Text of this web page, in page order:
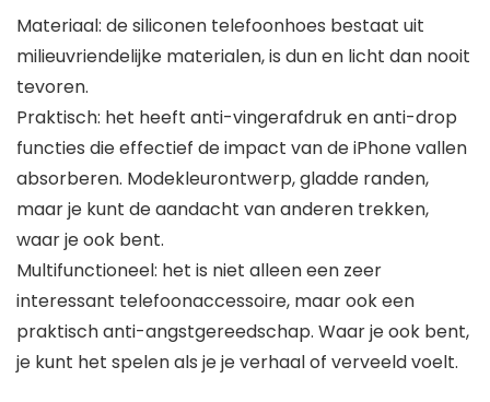
Materiaal: de siliconen telefoonhoes bestaat uit
milieuvriendelijke materialen, is dun en licht dan nooit
tevoren.
Praktisch: het heeft anti-vingerafdruk en anti-drop
functies die effectief de impact van de iPhone vallen
absorberen. Modekleurontwerp, gladde randen,
maar je kunt de aandacht van anderen trekken,
waar je ook bent.
Multifunctioneel: het is niet alleen een zeer
interessant telefoonaccessoire, maar ook een
praktisch anti-angstgereedschap. Waar je ook bent,
je kunt het spelen als je je verhaal of verveeld voelt.